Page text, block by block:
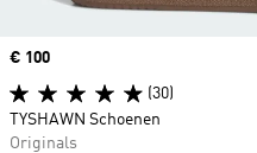
Price
€ 100
(30)
TYSHAWN Schoenen
Originals